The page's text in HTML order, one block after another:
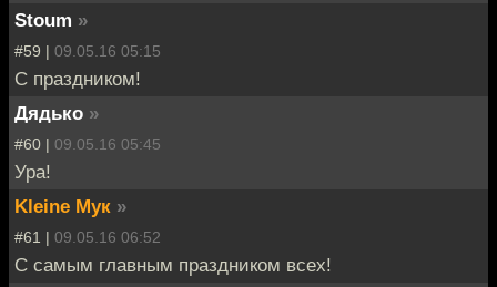
Stoum »
#59 | 09.05.16 05:15
С праздником!
Дядько »
#60 | 09.05.16 05:45
Ура!
Kleine Мук »
#61 | 09.05.16 06:52
С самым главным праздником всех!